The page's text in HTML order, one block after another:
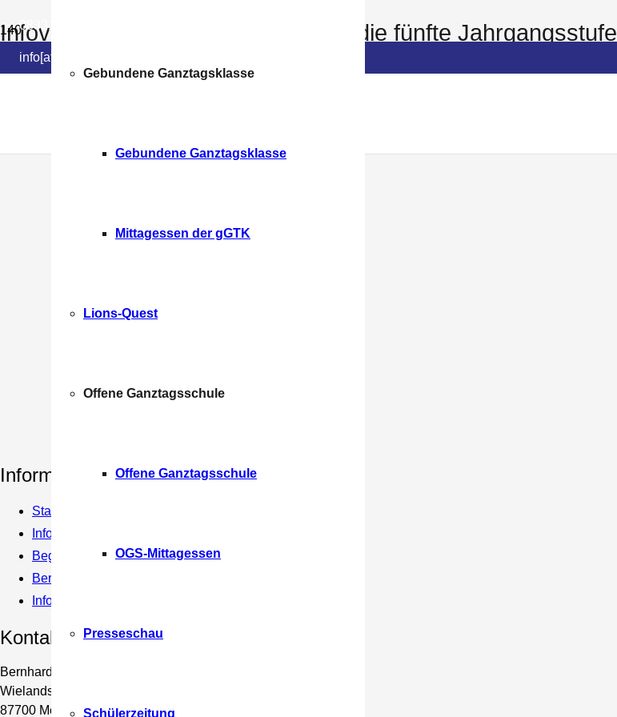
08331-785053 0
info[at]bsg-mm.de
Gebundene Ganztagsklasse
Gebundene Ganztagsklasse
Mittagessen der gGTK
Lions-Quest
Offene Ganztagsschule
Offene Ganztagsschule
OGS-Mittagessen
Presseschau
Schülerzeitung
Infoveranstaltung zur Aufnahme in die fünfte Jahrgangsstufe
Information
Startseite
Informationen zum Übertritt
Begabungsstützpunkt
Beratung und Förderung
Infomaterial & Formulare
Kontakt
Bernhard-Strigel-Gymnasium
Wielandstraße 6
87700 Memmingen